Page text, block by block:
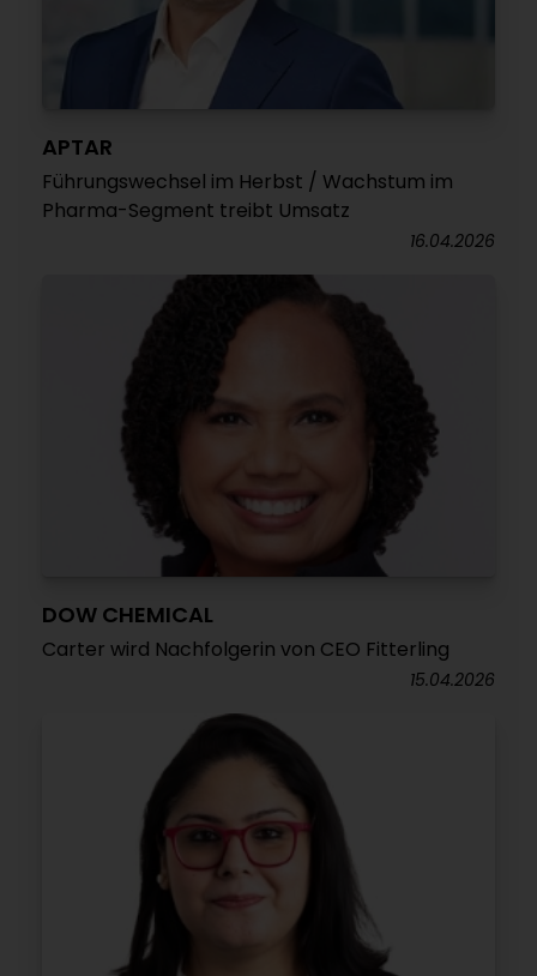
APTAR
Führungswechsel im Herbst / Wachstum im
Pharma-Segment treibt Umsatz
16.04.2026
DOW CHEMICAL
Carter wird Nachfolgerin von CEO Fitterling
15.04.2026